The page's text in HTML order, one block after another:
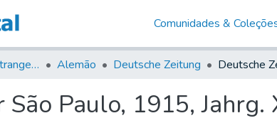
Comunidades &
Jornais em Língua Estrangeira Alemão Deutsche Zeitung
Paulo, 1915, Jahrg.